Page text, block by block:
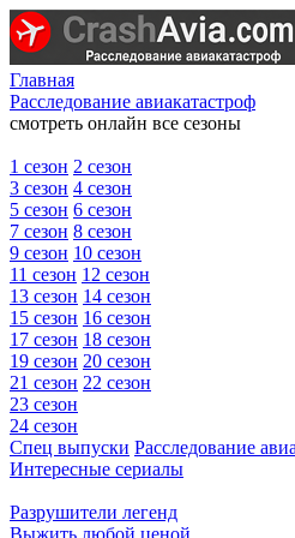
Главная
Расследование авиакатастроф
смотреть онлайн все сезоны
1 сезон 2 сезон
3 сезон 4 сезон
5 сезон 6 сезон
7 сезон 8 сезон
9 сезон 10 сезон
11 сезон 12 сезон
13 сезон 14 сезон
15 сезон 16 сезон
17 сезон 18 сезон
19 сезон 20 сезон
21 сезон 22 сезон
23 сезон
24 сезон
Спец выпуски Расследование
Интересные сериалы
Разрушители легенд
Выжить любой ценой